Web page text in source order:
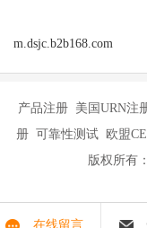
m.dsjc.b2b168.com
产品注册 美国URN注
册 可靠性测试 欧盟
版权所有
在线留言